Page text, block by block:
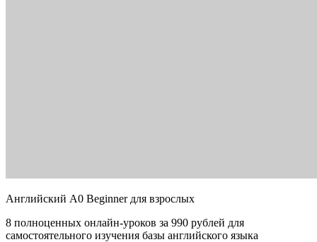
Английский A0 Beginner для взрослых
8 полноценных онлайн-уроков за 990 рублей для
самостоятельного изучения базы английского языка